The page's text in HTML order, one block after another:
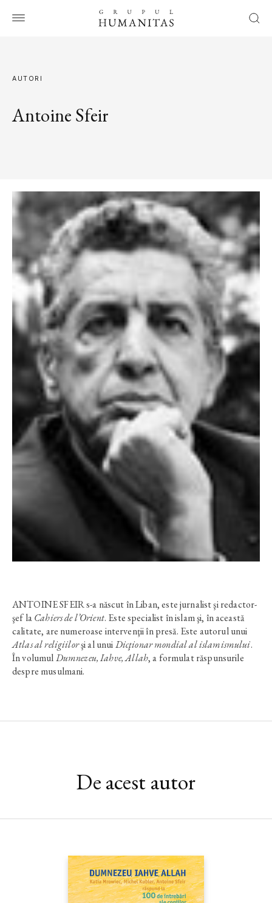
AUTORI
Antoine Sfeir
ANTOINE SFEIR s-a născut în Liban, este jurnalist şi redactor-
şef laCahiers de l’Orient. Este specialist în islam şi, în această
calitate, are numeroase intervenţii în presă. Este autorul unui
Atlas al religiilorşi al unuiDicţionar mondial al islamismului.
În volumulDumnezeu, Iahve, Allah, a formulat răspunsurile
despre musulmani.
De acest autor